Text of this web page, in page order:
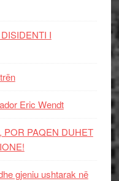
I
Eric Wendt
POR PAQEN DUHET
gjeniu ushtarak në